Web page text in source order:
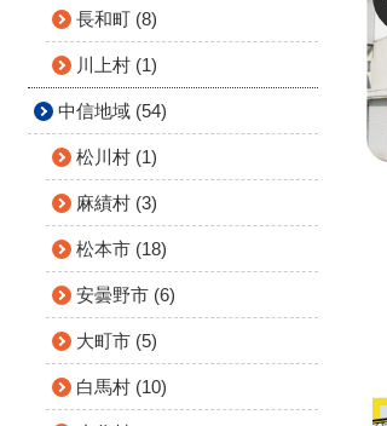
長和町 (8)
川上村 (1)
中信地域 (54)
松川村 (1)
麻績村 (3)
松本市 (18)
安曇野市 (6)
大町市 (5)
白馬村 (10)